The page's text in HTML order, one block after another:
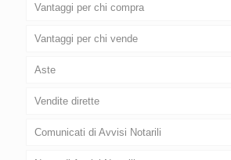
Vantaggi per chi compra
Vantaggi per chi vende
Aste
Vendite dirette
Comunicati di Avvisi Notarili